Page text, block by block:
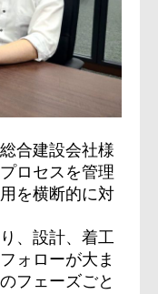
合建設会社様
ロセスを管理
を横断的に対
、設計、着工
ォローが大ま
フェーズごと